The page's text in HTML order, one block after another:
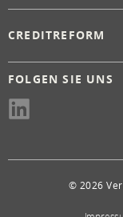
CREDITREFORM
FOLGEN SIE UNS
© 2026